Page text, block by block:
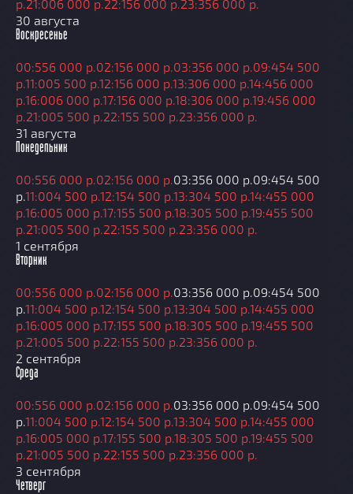
р.21:006 000 р.22:156 000 р.23:356 000 р.
30 августа
Воскресенье
00:556 000 р.02:156 000 р.03:356 000 р.09:454 500
р.11:005 500 р.12:156 000 р.13:306 000 р.14:456 000
р.16:006 000 р.17:156 000 р.18:306 000 р.19:456 000
р.21:005 500 р.22:155 500 р.23:356 000 р.
31 августа
Понедельник
00:556 000 р.02:156 000 р.03:356 000 р.09:454 500
р.11:004 500 р.12:154 500 р.13:304 500 р.14:455 000
р.16:005 000 р.17:155 500 р.18:305 500 р.19:455 500
р.21:005 500 р.22:155 500 р.23:356 000 р.
1 сентября
Вторник
00:556 000 р.02:156 000 р.03:356 000 р.09:454 500
р.11:004 500 р.12:154 500 р.13:304 500 р.14:455 000
р.16:005 000 р.17:155 500 р.18:305 500 р.19:455 500
р.21:005 500 р.22:155 500 р.23:356 000 р.
2 сентября
Среда
00:556 000 р.02:156 000 р.03:356 000 р.09:454 500
р.11:004 500 р.12:154 500 р.13:304 500 р.14:455 000
р.16:005 000 р.17:155 500 р.18:305 500 р.19:455 500
р.21:005 500 р.22:155 500 р.23:356 000 р.
3 сентября
Четверг